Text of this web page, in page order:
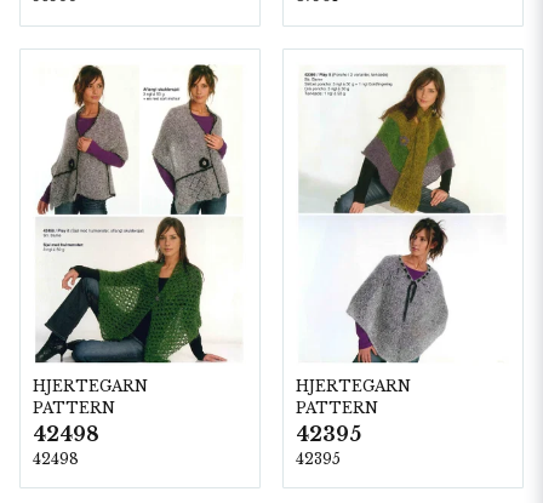
HJERTEGARN
PATTERN
42498
42498
HJERTEGARN
PATTERN
42395
42395